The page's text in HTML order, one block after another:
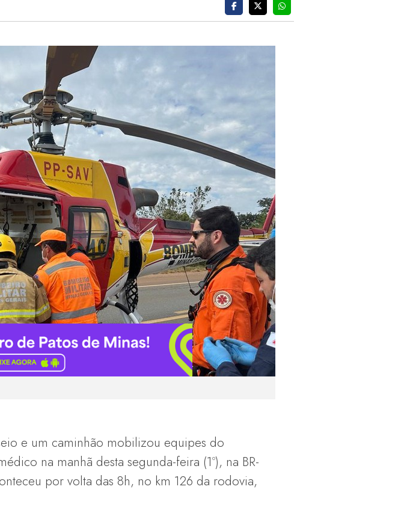
e um caminhão mobilizou equipes do
na manhã desta segunda-feira (1º), na BR-
por volta das 8h, no km 126 da rodovia,